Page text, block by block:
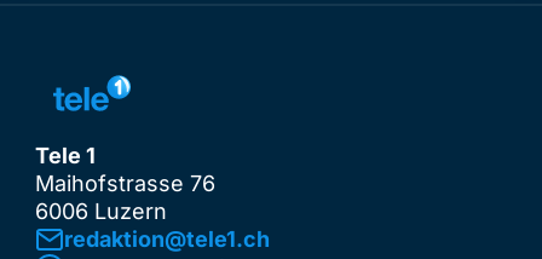
Tele 1
Maihofstrasse 76
6006 Luzern
redaktion@tele1.ch